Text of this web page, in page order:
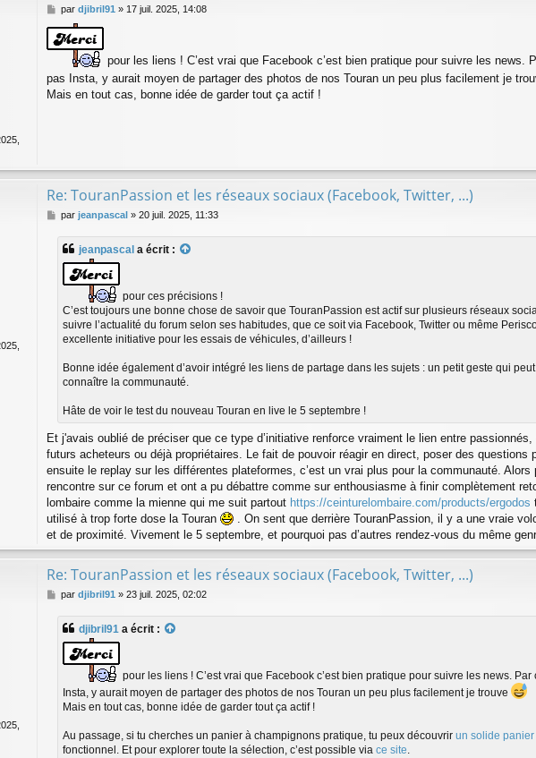
M
s
s
g
par djibril91 » 17 juil. 2025, 14:08
pour les liens ! C’est vrai que Facebook c’est bien pratique pour suivre les news.
pas Insta, y aurait moyen de partager des photos de nos Touran un peu plus facilement je
Mais en tout cas, bonne idée de garder tout ça actif !
Re: TouranPassion et les réseaux sociaux (Facebook, Twitter, ...)
M
s
par jeanpascal» 20 juil. 2025, 11:33
jeanpascal a écrit :
pour ces précisions !
C’est toujours une bonne chose de savoir que TouranPassion est actif sur plusieurs réseaux
suivre l’actualité du forum selon ses habitudes, que ce soit via Facebook, Twitter ou même
excellente initiative pour les essais de véhicules, d’ailleurs !
Bonne idée également d’avoir intégré les liens de partage dans les sujets : un petit geste qui
connaître la communauté.
Hâte de voir le test du nouveau Touran en live le 5 septembre !
Et j'avais oublié de préciser que ce type d’initiative renforce vraiment le lien entre
futurs acheteurs ou déjà propriétaires. Le fait de pouvoir réagir en direct, poser des questions
ensuite le replay sur les différentes plateformes, c’est un vrai plus pour la communauté.
rencontre sur ce forum et ont a pu débattre comme sur enthousiasme à finir complètement
lombaire comme la mienne qui me suit partout https://ceinturelombaire.com/products/ergodos
utilisé à trop forte dose la Touran
. On sent que derrière TouranPassion, il y a une vraie
et de proximité. Vivement le 5 septembre, et pourquoi pas d’autres rendez-vous du même
Re: TouranPassion et les réseaux sociaux (Facebook, Twitter, ...)
M
par djibril91 » 23 juil. 2025, 02:02
djibril91 a écrit :
pour les liens ! C’est vrai que Facebook c’est bien pratique pour suivre les news. Par
Insta, y aurait moyen de partager des photos de nos Touran un peu plus facilement je trouve
Mais en tout cas, bonne idée de garder tout ça actif !
Au passage, si tu cherches un panier à champignons pratique, tu peux découvrir un solide
fonctionnel. Et pour explorer toute la sélection, c’est possible via ce site.